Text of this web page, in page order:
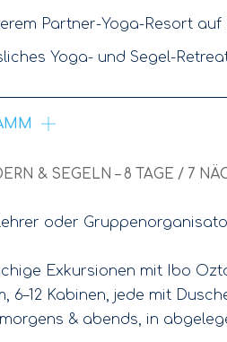
Partner-Yoga-Resort auf
Yoga- und Segel-
& SEGELN – 8 TAGE / 7
oder
Exkursionen mit Ibo
6–12 Kabinen, jede mit
& abends, in